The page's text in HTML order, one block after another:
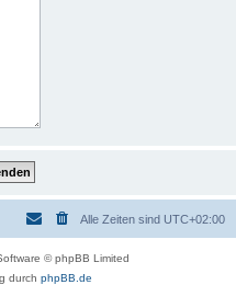
Alle Zeiten sind UTC+02:00
© phpBB Limited
durch phpBB.de